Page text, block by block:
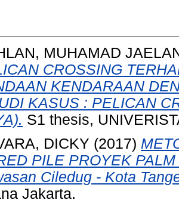
MUHAMAD
CROSSING
KENDARAAN
KASUS : PELICAN
S1 thesis,
DICKY (2017)
PILE PROYEK
Ciledug - Kota
Jakarta.